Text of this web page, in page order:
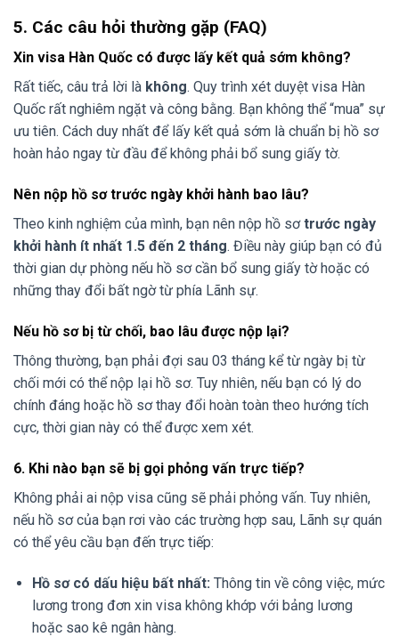
5. Các câu hỏi thường gặp (FAQ)
Xin visa Hàn Quốc có được lấy kết quả sớm không?
Rất tiếc, câu trả lời là không. Quy trình xét duyệt visa Hàn
Quốc rất nghiêm ngặt và công bằng. Bạn không thể “mua” sự
ưu tiên. Cách duy nhất để lấy kết quả sớm là chuẩn bị hồ sơ
hoàn hảo ngay từ đầu để không phải bổ sung giấy tờ.
Nên nộp hồ sơ trước ngày khởi hành bao lâu?
Theo kinh nghiệm của mình, bạn nên nộp hồ sơtrước ngày
khởi hành ít nhất 1.5 đến 2 tháng. Điều này giúp bạn có đủ
thời gian dự phòng nếu hồ sơ cần bổ sung giấy tờ hoặc có
những thay đổi bất ngờ từ phía Lãnh sự.
Nếu hồ sơ bị từ chối, bao lâu được nộp lại?
Thông thường, bạn phải đợi sau 03 tháng kể từ ngày bị từ
chối mới có thể nộp lại hồ sơ. Tuy nhiên, nếu bạn có lý do
chính đáng hoặc hồ sơ thay đổi hoàn toàn theo hướng tích
cực, thời gian này có thể được xem xét.
6. Khi nào bạn sẽ bị gọi phỏng vấn trực tiếp?
Không phải ai nộp visa cũng sẽ phải phỏng vấn. Tuy nhiên,
nếu hồ sơ của bạn rơi vào các trường hợp sau, Lãnh sự quán
có thể yêu cầu bạn đến trực tiếp:
Hồ sơ có dấu hiệu bất nhất: Thông tin về công việc, mức
lương trong đơn xin visa không khớp với bảng lương
hoặc sao kê ngân hàng.